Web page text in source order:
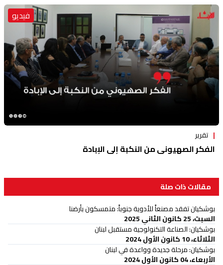
فيديو
تقرير
الفكر الصهيوني من النكبة إلى الإبادة
مقالات ذات صلة
بوشكيان تفقد مصنعاً للأدوية جنوباً: متمسكون بأرضنا
السبت، 25 كانون الثاني 2025
بوشكيان: الصناعة التكنولوجية مستقبل لبنان
الثلاثاء، 10 كانون الأول 2024
بوشكيان: مرحلة جديدة وواعدة في لبنان
الأربعاء، 04 كانون الأول 2024